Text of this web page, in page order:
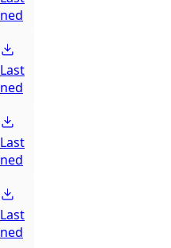
ned
Last
ned
Last
ned
Last
ned